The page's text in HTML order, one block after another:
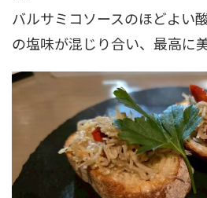
バルサミコソースのほどよい
の塩味が混じり合い、最高に